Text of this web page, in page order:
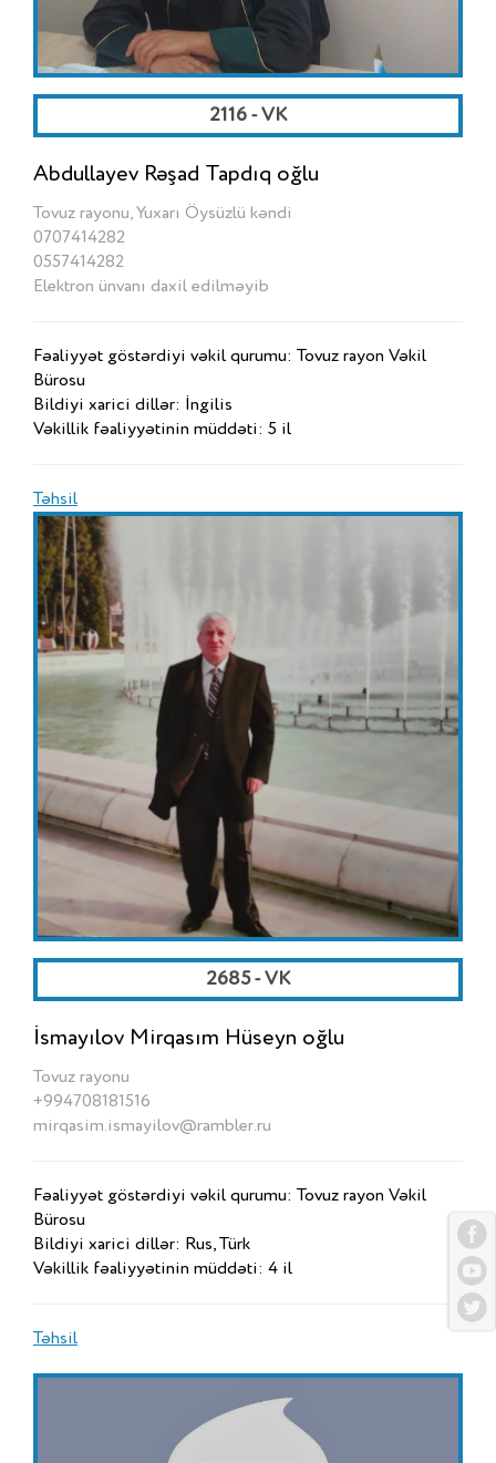
2116 - VK
Abdullayev Rəşad Tapdıq oğlu
Tovuz rayonu, Yuxarı Öysüzlü kəndi
0707414282
0557414282
Elektron ünvanı daxil edilməyib
Fəaliyyət göstərdiyi vəkil qurumu: Tovuz rayon Vəkil
Bürosu
Bildiyi xarici dillər: İngilis
Vəkillik fəaliyyətinin müddəti: 5 il
Təhsil
2685 - VK
İsmayılov Mirqasım Hüseyn oğlu
Tovuz rayonu
+994708181516
mirqasim.ismayilov@rambler.ru
Fəaliyyət göstərdiyi vəkil qurumu: Tovuz rayon Vəkil
Bürosu
Bildiyi xarici dillər: Rus, Türk
Vəkillik fəaliyyətinin müddəti: 4 il
Təhsil